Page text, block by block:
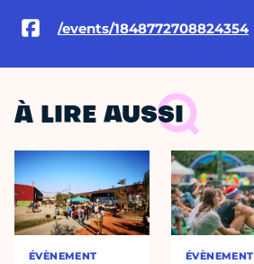
/events/1848772708824354
À LIRE AUSSI
ÉVÈNEMENT ÉVÈNEMENT